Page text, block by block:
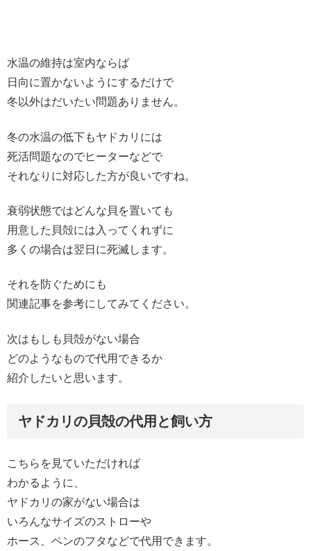
水温の維持は室内ならば
日向に置かないようにするだけで
冬以外はだいたい問題ありません。
冬の水温の低下もヤドカリには
死活問題なのでヒーターなどで
それなりに対応した方が良いですね。
衰弱状態ではどんな貝を置いても
用意した貝殻には入ってくれずに
多くの場合は翌日に死滅します。
それを防ぐためにも
関連記事を参考にしてみてください。
次はもしも貝殻がない場合
どのようなもので代用できるか
紹介したいと思います。
ヤドカリの貝殻の代用と飼い方
こちらを見ていただければ
わかるように、
ヤドカリの家がない場合は
いろんなサイズのストローや
ホース、ペンのフタなどで代用できます。